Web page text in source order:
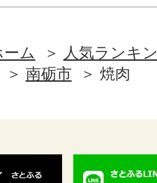
ーム
人気ランキ
南砺市 焼肉